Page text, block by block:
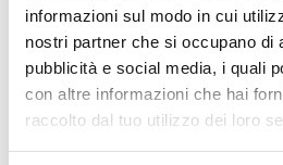
informazioni sul modo in cui
nostri partner che si occupano di
pubblicità e social media, i quali
con altre informazioni che hai
raccolto dal tuo utilizzo dei loro
01.10.2020